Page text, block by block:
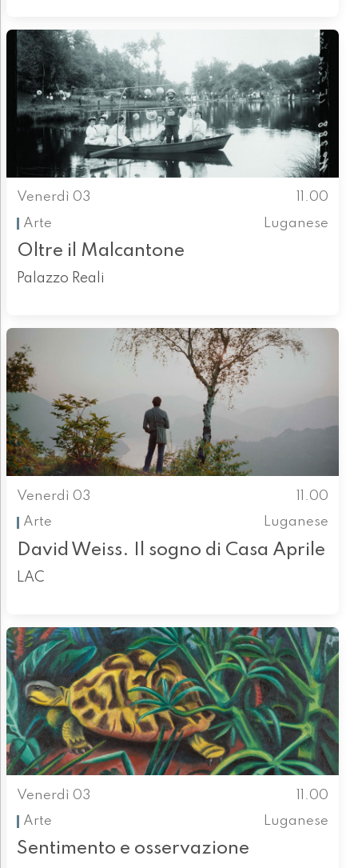
Venerdì 03
11.00
Arte
Luganese
Oltre il Malcantone
Palazzo Reali
Venerdì 03
11.00
Arte
Luganese
David Weiss. Il sogno di Casa Aprile
LAC
Venerdì 03
11.00
Arte
Luganese
Sentimento e osservazione